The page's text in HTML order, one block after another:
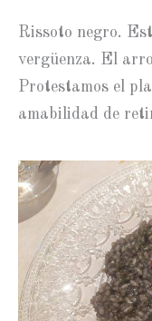
Rissoto negro.
vergüenza. El
Protestamos el
amabilidad de